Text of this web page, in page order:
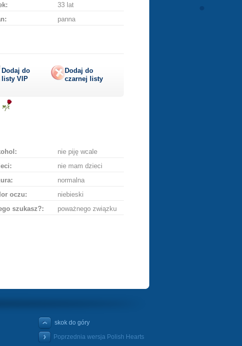
33 lat
panna
Dodaj do
listy VIP
Dodaj do
czarnej listy
nie piję wcale
nie mam dzieci
normalna
oczu:
niebieski
szukasz?: poważnego związku
skok do góry
Poprzednia wersja Polish Hearts